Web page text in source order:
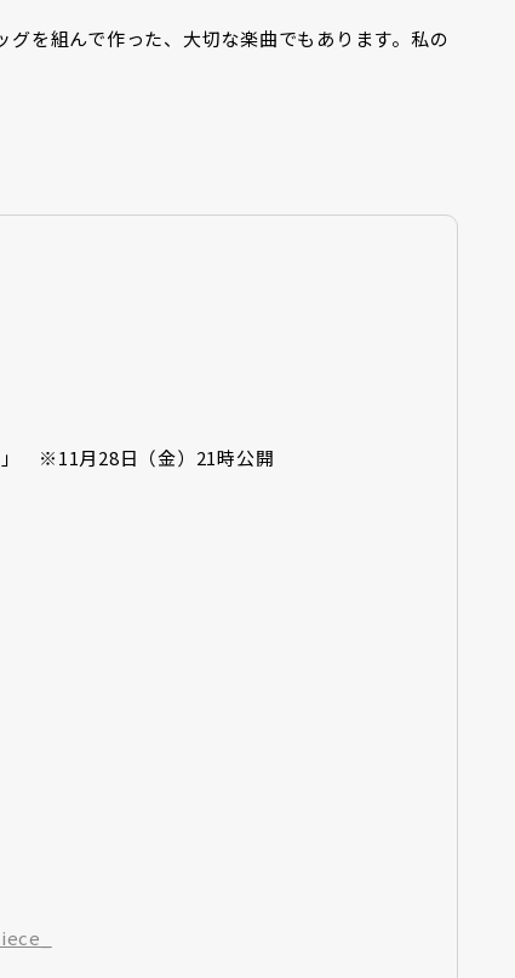
を組んで作った、大切な楽曲でもあります。私の
」 ※11月28日（金）21時公開